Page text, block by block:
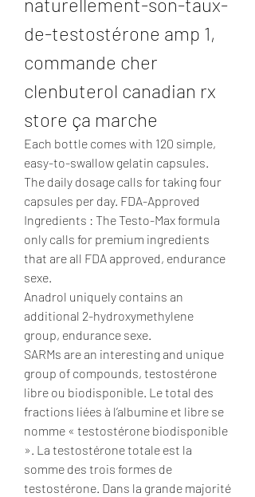
de-testostérone amp 1,
commande cher
clenbuterol canadian rx
store ça marche
Each bottle comes with 120 simple,
easy-to-swallow gelatin capsules.
The daily dosage calls for taking four
capsules per day. FDA-Approved
Ingredients : The Testo-Max formula
only calls for premium ingredients
that are all FDA approved, endurance
sexe.
Anadrol uniquely contains an
additional 2-hydroxymethylene
group, endurance sexe.
SARMs are an interesting and unique
group of compounds, testostérone
libre ou biodisponible. Le total des
fractions liées à l’albumine et libre se
nomme « testostérone biodisponible
». La testostérone totale est la
somme des trois formes de
testostérone. Dans la grande majorité